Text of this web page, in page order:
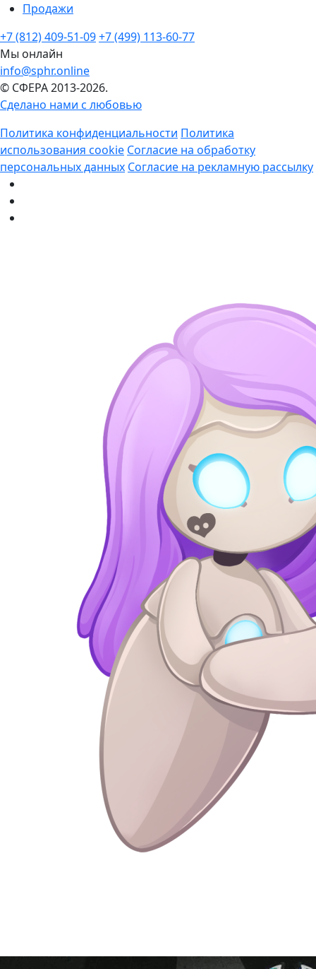
Продажи
+7 (812) 409-51-09+7 (499) 113-60-77
Мы онлайн
info@sphr.online
© СФЕРА 2013-2026.
Сделано нами с любовью
Политика конфиденциальности Политика
использования cookie Согласие на обработку
персональных данных Согласие на рекламную рассылку